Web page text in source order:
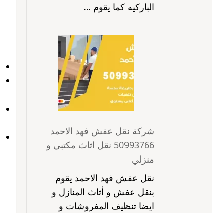
الباركيه كما يقوم …
شركة نقل عفش فهد الاحمد
50993766 نقل اثاث مكتبي و
منزلي
نقل عفش فهد الاحمد يقوم
بنقل عفش و أثاث المنازل و
ايضا تنظيف المفروشات و